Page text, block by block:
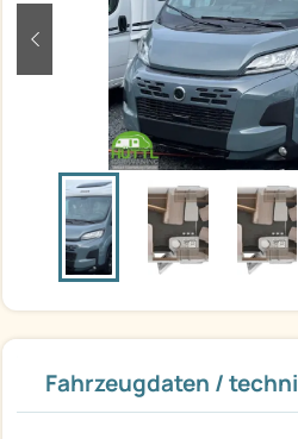
zurück
Fahrzeugdaten /